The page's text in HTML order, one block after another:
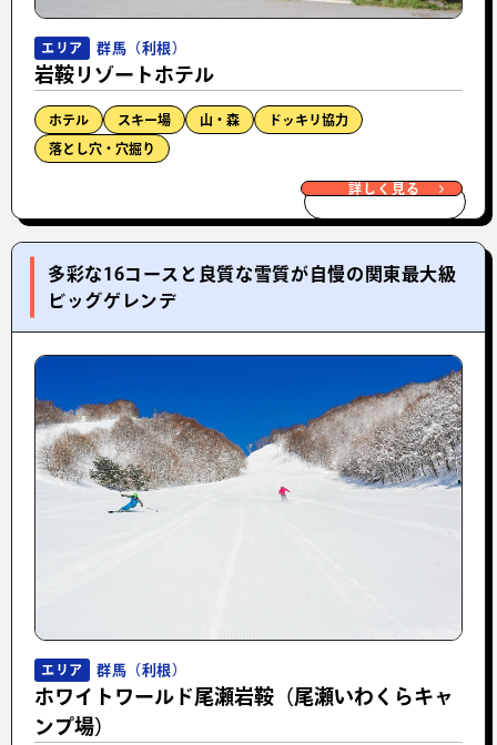
エリア 群馬（利根）
岩鞍リゾートホテル
ホテル スキー場 山・森 ドッキリ協力
落とし穴・穴掘り
詳しく見る
多彩な16コースと良質な雪質が自慢の関東最大級
ビッグゲレンデ
エリア 群馬（利根）
ホワイトワールド尾瀬岩鞍（尾瀬いわくらキャ
ンプ場）